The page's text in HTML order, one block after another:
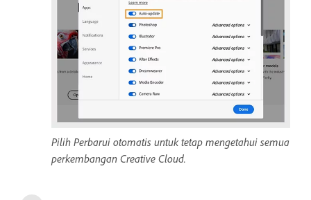
Pilih Perbarui otomatis untuk tetap mengetahui semua
perkembangan Creative Cloud.